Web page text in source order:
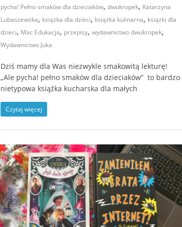
pycha! Pełno smaków dla dzieciaków,dwukropek, Katarzyna
Lubaszewska, książka dla dzieci, książka kulinarna, książki dla
dzieci, Mac Edukacja, przepisy,wydawnictwo dwukropek,
Wydawnictwo Juka
Dziś mamy dla Was niezwykle smakowitą lekturę!
„Ale pycha! pełno smaków dla dzieciaków” to bardzo
nietypowa książka kucharska dla małych
Czytaj więcej